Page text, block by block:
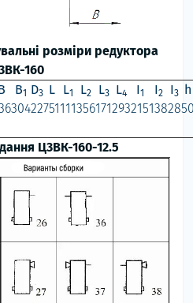
розміри редуктора
160
B1 D3 L L1 L2 L3 L4 I1 I2 I3 h
3042275111135617129321513828
Ц3ВК-160-12.5